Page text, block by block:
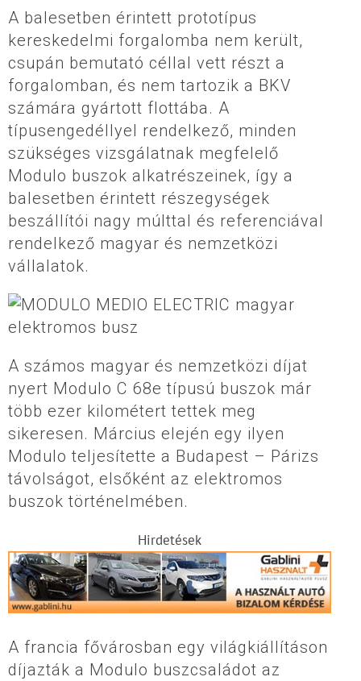
A balesetben érintett prototípus
kereskedelmi forgalomba nem került,
csupán bemutató céllal vett részt a
forgalomban, és nem tartozik a BKV
számára gyártott flottába. A
típusengedéllyel rendelkező, minden
szükséges vizsgálatnak megfelelő
Modulo buszok alkatrészeinek, így a
balesetben érintett részegységek
beszállítói nagy múlttal és referenciával
rendelkező magyar és nemzetközi
vállalatok.
A számos magyar és nemzetközi díjat
nyert Modulo C 68e típusú buszok már
több ezer kilométert tettek meg
sikeresen. Március elején egy ilyen
Modulo teljesítette a Budapest – Párizs
távolságot, elsőként az elektromos
buszok történelmében.
Hirdetések
A francia fővárosban egy világkiállításon
díjazták a Modulo buszcsaládot az